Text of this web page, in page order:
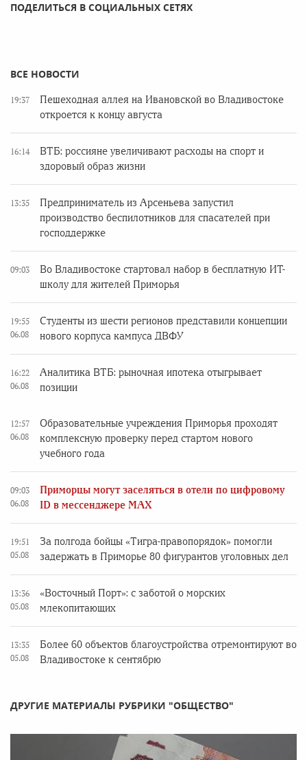
ПОДЕЛИТЬСЯ В СОЦИАЛЬНЫХ СЕТЯХ
ВСЕ НОВОСТИ
19:37
Пешеходная аллея на Ивановской во Владивостоке
откроется к концу августа
16:14
ВТБ: россияне увеличивают расходы на спорт и
здоровый образ жизни
13:35
Предприниматель из Арсеньева запустил
производство беспилотников для спасателей при
господдержке
09:03
Во Владивостоке стартовал набор в бесплатную ИТ-
школу для жителей Приморья
19:55
06.08
Студенты из шести регионов представили концепции
нового корпуса кампуса ДВФУ
16:22
06.08
Аналитика ВТБ: рыночная ипотека отыгрывает
позиции
12:57
06.08
Образовательные учреждения Приморья проходят
комплексную проверку перед стартом нового
учебного года
09:03
06.08
Приморцы могут заселяться в отели по цифровому
ID в мессенджере MAX
19:51
05.08
За полгода бойцы «Тигра-правопорядок» помогли
задержать в Приморье 80 фигурантов уголовных дел
13:36
05.08
«Восточный Порт»: с заботой о морских
млекопитающих
13:35
05.08
Более 60 объектов благоустройства отремонтируют во
Владивостоке к сентябрю
ДРУГИЕ МАТЕРИАЛЫ РУБРИКИ "ОБЩЕСТВО"